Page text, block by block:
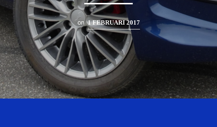
on 1 FEBRUARI 2017